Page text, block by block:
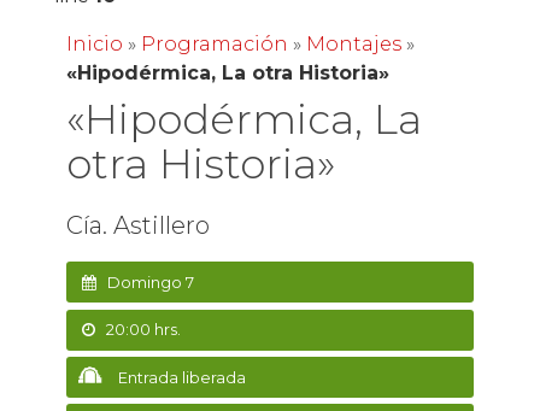
Inicio » Programación » Montajes»
«Hipodérmica, La otra Historia»
«Hipodérmica, La
otra Historia»
Cía. Astillero
Domingo 7
20:00 hrs.
Entrada liberada